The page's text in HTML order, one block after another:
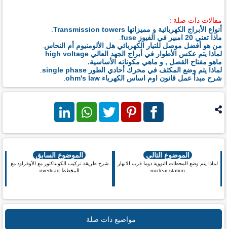
مقالات ذات صلة :
أنواع الأبراج الكهربائية و مميزاتها Transmission towers
ماذا تعني 20 امبير في الفيوز fuse
من هو أفضل موصل للتيار الكهربائي هل الألومنيوم أم النحاس
لماذا يتم عكس الأطوار في أبراج الجهد العالي high voltage
ماهو مفتاح الفصل , و ماهي مكوناته الأساسية.
لماذا يتم وضع المكثف في محرك أحادي الطور single phase
شرح مبدأ عمل قانون اوم اساس الكهرباء ohm's law
فيس بوك بنترست تويتر واتس اب لينكد ان
الموضوع التالي
لماذا يتم وضع المحطات النووية دوما قرب الانهار
nuclear station
الموضوع السابق
شرح طريقة تركيب الكونتاكتور مع الأوفرلود مع
المخطط overload
مواضيع ذات صلة